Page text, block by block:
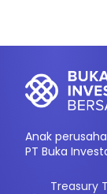
Anak
PT Buka
Treasury